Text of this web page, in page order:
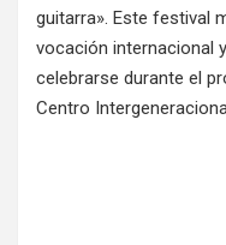
guitarra». Este festival
vocación internacional
celebrarse durante el
Centro